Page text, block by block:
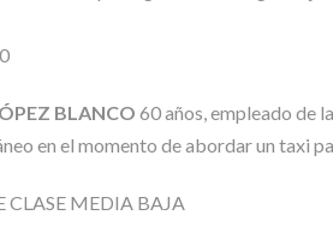
BLANCO 60 años, empleado de
en el momento de abordar un taxi
CLASE MEDIA BAJA